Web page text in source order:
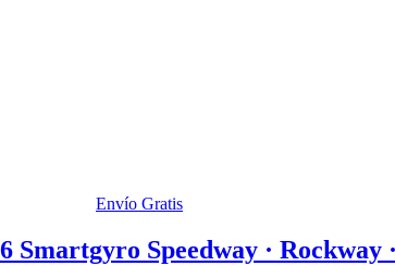
Envío Gratis
Smartgyro Speedway · Rockway